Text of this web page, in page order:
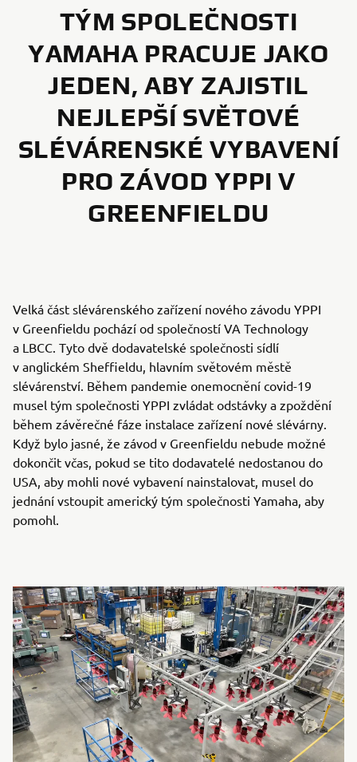
TÝM SPOLEČNOSTI
YAMAHA PRACUJE JAKO
JEDEN, ABY ZAJISTIL
NEJLEPŠÍ SVĚTOVÉ
SLÉVÁRENSKÉ VYBAVENÍ
PRO ZÁVOD YPPI V
GREENFIELDU
Velká část slévárenského zařízení nového závodu YPPI
v Greenfieldu pochází od společností VA Technology
a LBCC. Tyto dvě dodavatelské společnosti sídlí
v anglickém Sheffieldu, hlavním světovém městě
slévárenství. Během pandemie onemocnění covid-19
musel tým společnosti YPPI zvládat odstávky a zpoždění
během závěrečné fáze instalace zařízení nové slévárny.
Když bylo jasné, že závod v Greenfieldu nebude možné
dokončit včas, pokud se tito dodavatelé nedostanou do
USA, aby mohli nové vybavení nainstalovat, musel do
jednání vstoupit americký tým společnosti Yamaha, aby
pomohl.